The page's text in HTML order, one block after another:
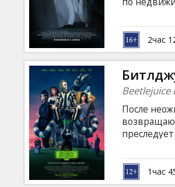
остается
мучить
растущими
с
2час
Beetlejuice
После
мир.
трижды
1час